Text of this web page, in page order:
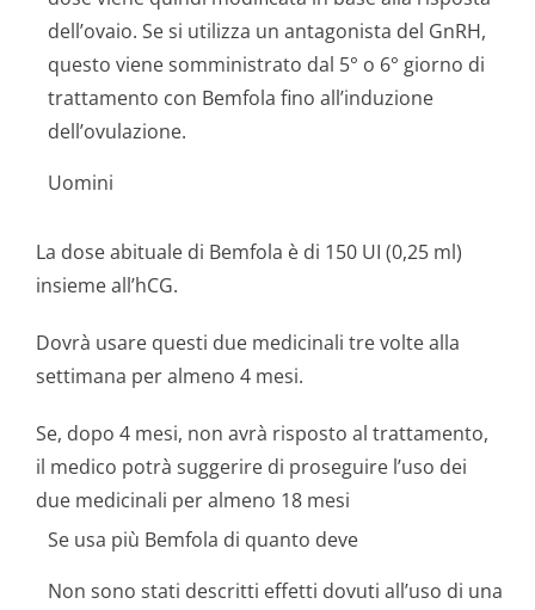
dell’ovaio. Se si utilizza un antagonista del GnRH,
questo viene somministrato dal 5° o 6° giorno di
trattamento con Bemfola fino all’induzione
dell’ovulazione.
Uomini
La dose abituale di Bemfola è di 150 UI (0,25 ml)
insieme all’hCG.
Dovrà usare questi due medicinali tre volte alla
settimana per almeno 4 mesi.
Se, dopo 4 mesi, non avrà risposto al trattamento,
il medico potrà suggerire di proseguire l’uso dei
due medicinali per almeno 18 mesi
Se usa più Bemfola di quanto deve
Non sono stati descritti effetti dovuti all’uso di una